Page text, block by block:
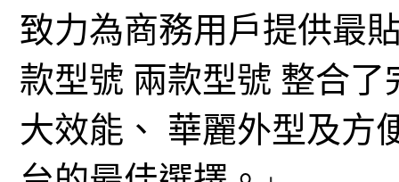
致力為商務用戶提供最
款型號 兩款型號 整合
大效能、 華麗外型及方